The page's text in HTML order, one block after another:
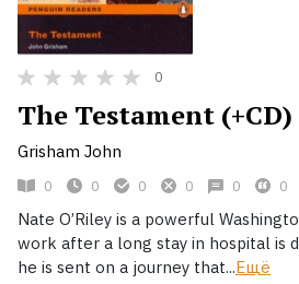
0
The Testament (+CD)
Grisham John
0 0 0 0 0 0
Nate O’Riley is a powerful
work after a long stay in hospital is
he is sent on a journey that...Ещё